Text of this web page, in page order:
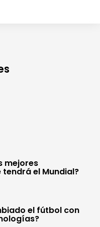
mejores
el Mundial?
el fútbol con